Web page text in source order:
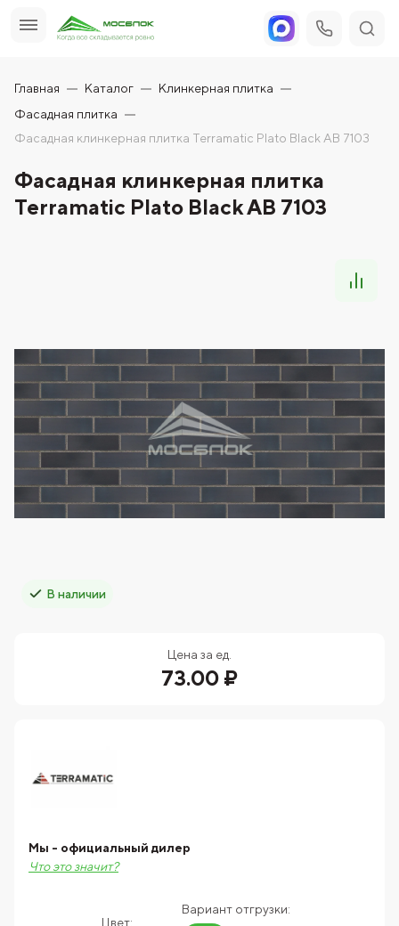
Главная Каталог
Клинкерная плитка
Фасадная плитка
Фасадная клинкерная плитка Terramatic Plato Black AB 7103
Фасадная клинкерная плитка
Terramatic Plato Black AB 7103
В наличии
Цена за ед.
73.00 ₽
Цвет:
Вариант отгрузки:
Мы - официальный дилер
Что это значит?